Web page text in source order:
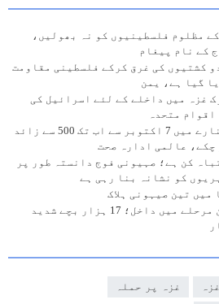
مظلوم فلسطینیوں کو نہ بھولیں،
کے نام پیغام
کشتیوں کی غرق کرکے فلسطینی مقاومت
گیا ہے، یمن
غزہ میں داخلے کے لئے اسرائیل کی
متحدہ
فلسطین: مغربی کنارے میں 7 اکتوبر سے اب تک 500 سے زائد
چکے، عالمی ادارہ صحت
کن ہے؛ صہیونی فوج دانستہ طور پر
کو نشانہ بنا رہی ہے
میں تین صیہونی ہلاک
غزہ قحط کے سنگین مرحلے میں داخل؛ 17 ہزار بچے شدید
غزہ غزہ پر حملہ